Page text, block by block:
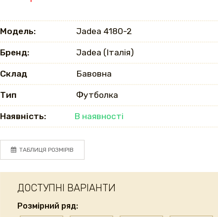
Модель: Jadea 4180-2
Бренд: Jadea (Італія)
Склад Бавовна
Тип Футболка
Наявність: В наявності
ТАБЛИЦЯ РОЗМІРІВ
ДОСТУПНІ ВАРІАНТИ
Розмірний ряд: